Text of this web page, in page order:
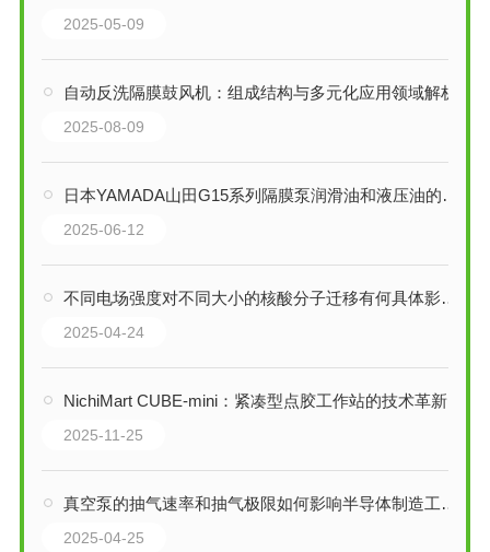
2025-05-09
自动反洗隔膜鼓风机：组成结构与多元化应用领域解析
2025-08-09
日本YAMADA山田G15系列隔膜泵润滑油和液压油的输送
2025-06-12
不同电场强度对不同大小的核酸分子迁移有何具体影响？
2025-04-24
NichiMart CUBE-mini：紧凑型点胶工作站的技术革新
2025-11-25
真空泵的抽气速率和抽气极限如何影响半导体制造工艺？
2025-04-25